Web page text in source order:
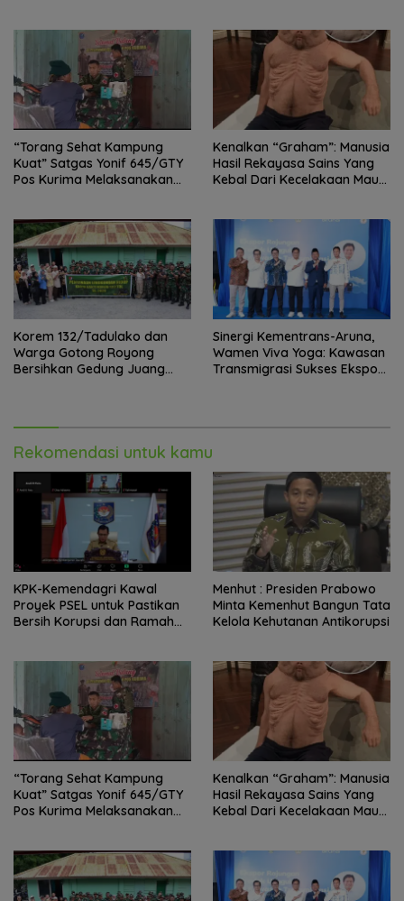
“Torang Sehat Kampung
Kuat” Satgas Yonif 645/GTY
Pos Kurima Melaksanakan
Kenalkan “Graham”: Manusia
Hasil Rekayasa Sains Yang
Kebal Dari Kecelakaan Maut
Korem 132/Tadulako dan
Warga Gotong Royong
Bersihkan Gedung Juang
Sinergi Kementrans-Aruna,
Wamen Viva Yoga: Kawasan
Transmigrasi Sukses Ekspor
Rekomendasi untuk kamu
KPK-Kemendagri Kawal
Proyek PSEL untuk Pastikan
Bersih Korupsi dan Ramah
Menhut : Presiden Prabowo
Minta Kemenhut Bangun Tata
Kelola Kehutanan Antikorupsi
“Torang Sehat Kampung
Kuat” Satgas Yonif 645/GTY
Pos Kurima Melaksanakan
Kenalkan “Graham”: Manusia
Hasil Rekayasa Sains Yang
Kebal Dari Kecelakaan Maut